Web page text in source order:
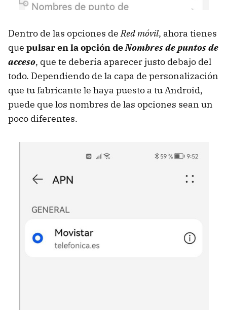
Dentro de las opciones deRed móvil, ahora tienes
que pulsar en la opción deNombres de puntos de
acceso, que te debería aparecer justo debajo del
todo. Dependiendo de la capa de personalización
que tu fabricante le haya puesto a tu Android,
puede que los nombres de las opciones sean un
poco diferentes.